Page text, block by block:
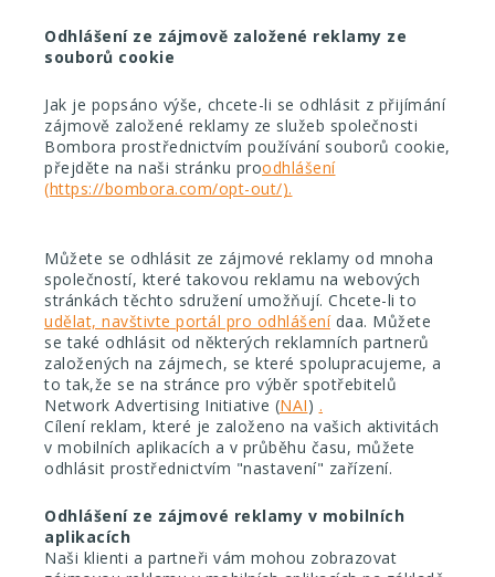
Odhlášení ze zájmově založené reklamy ze
souborů cookie
Jak je popsáno výše, chcete-li se odhlásit z přijímání
zájmově založené reklamy ze služeb společnosti
Bombora prostřednictvím používání souborů cookie,
přejděte na naši stránku proodhlášení
(https://bombora.com/opt-out/).
Můžete se odhlásit ze zájmové reklamy od mnoha
společností, které takovou reklamu na webových
stránkách těchto sdružení umožňují. Chcete-li to
udělat, navštivte portál pro odhlášení daa. Můžete
se také odhlásit od některých reklamních partnerů
založených na zájmech, se které spolupracujeme, a
to tak,že se na stránce pro výběr spotřebitelů
Network Advertising Initiative (NAI) .
Cílení reklam, které je založeno na vašich aktivitách
v mobilních aplikacích a v průběhu času, můžete
odhlásit prostřednictvím "nastavení" zařízení.
Odhlášení ze zájmové reklamy v mobilních
aplikacích
Naši klienti a partneři vám mohou zobrazovat